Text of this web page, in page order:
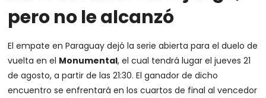
pero no le alcanzó
El empate en Paraguay dejó la serie abierta para el duelo de
vuelta en el Monumental, el cual tendrá lugar el jueves 21
de agosto, a partir de las 21:30. El ganador de dicho
encuentro se enfrentará en los cuartos de final al vencedor